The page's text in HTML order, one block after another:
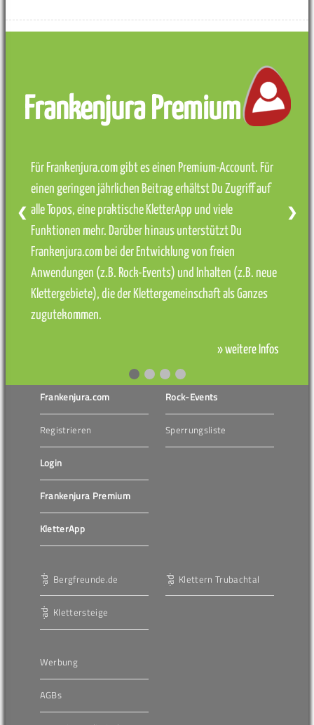
Frankenjura Premium
Für Frankenjura.com gibt es einen Premium-Account. Für
einen geringen jährlichen Beitrag erhältst Du Zugriff auf
alle Topos, eine praktische KletterApp und viele
Funktionen mehr. Darüber hinaus unterstützt Du
Frankenjura.com bei der Entwicklung von freien
Anwendungen (z.B. Rock-Events) und Inhalten (z.B. neue
Klettergebiete), die der Klettergemeinschaft als Ganzes
zugutekommen.
» weitere Infos
❮ ❯
Frankenjura.com
Registrieren
Login
Frankenjura Premium
KletterApp
Rock-Events
Sperrungsliste
Bergfreunde.de
Klettersteige
Klettern Trubachtal
Werbung
AGBs